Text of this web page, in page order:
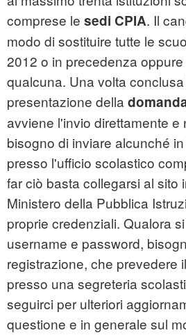
comprese le sedi CPIA. Il
modo di sostituire tutte le
2012 o in precedenza
qualcuna. Una volta
presentazione della
avviene l'invio direttamente e
bisogno di inviare alcunché
presso l'ufficio scolastico
far ciò basta collegarsi al sito
Ministero della Pubblica
proprie credenziali. Qualora
username e password,
registrazione, che prevedere
presso una segreteria
seguirci per ulteriori
questione e in generale sul